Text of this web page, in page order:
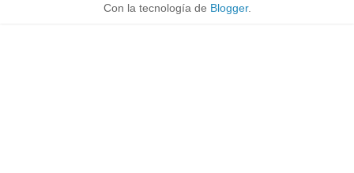
Con la tecnología de Blogger.